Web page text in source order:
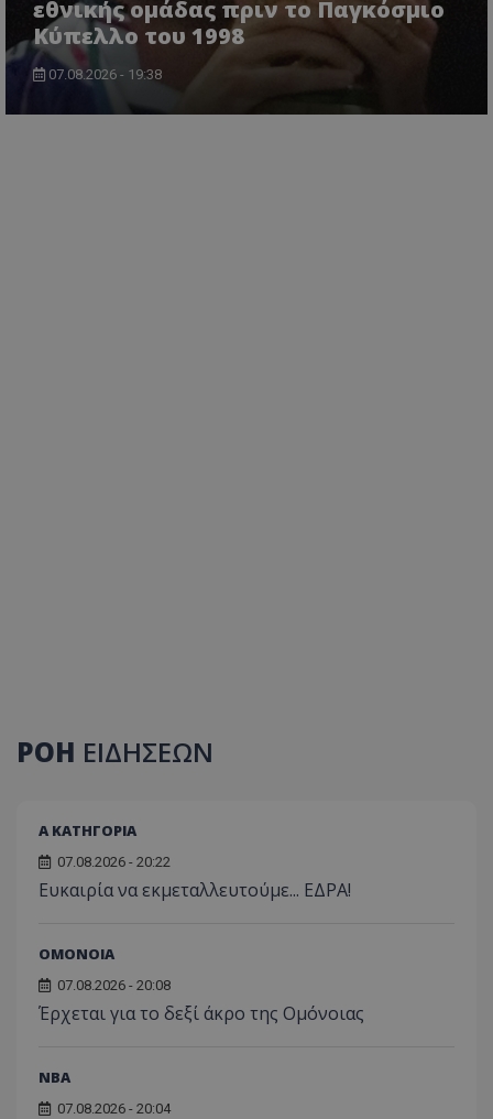
εθνικής ομάδας πριν το Παγκόσμιο
Κύπελλο του 1998
07.08.2026 - 19:38
ΡΟΗ ΕΙΔΗΣΕΩΝ
Α ΚΑΤΗΓΟΡΙΑ
07.08.2026 - 20:22
Ευκαιρία να εκμεταλλευτούμε... ΕΔΡΑ!
ΟΜΟΝΟΙΑ
07.08.2026 - 20:08
Έρχεται για το δεξί άκρο της Ομόνοιας
NBA
07.08.2026 - 20:04